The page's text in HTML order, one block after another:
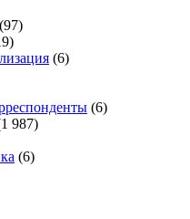
(97)
(6)
(6)
987)
(6)